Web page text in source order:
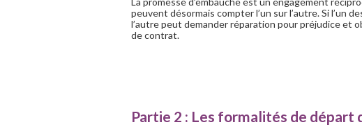
peuvent désormais compter l’un sur l’autre. Si l’un
l’autre peut demander réparation pour préjudice et
de contrat.
Partie 2 : Les formalités de départ